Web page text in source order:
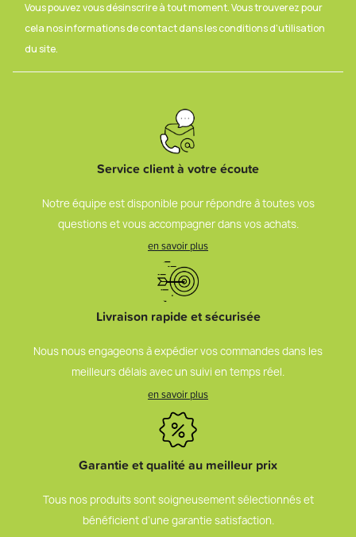
Vous pouvez vous désinscrire à tout moment. Vous trouverez pour
cela nos informations de contact dans les conditions d'utilisation
du site.
Service client à votre écoute
Notre équipe est disponible pour répondre à toutes vos
questions et vous accompagner dans vos achats.
en savoir plus
Livraison rapide et sécurisée
Nous nous engageons à expédier vos commandes dans les
meilleurs délais avec un suivi en temps réel.
en savoir plus
Garantie et qualité au meilleur prix
Tous nos produits sont soigneusement sélectionnés et
bénéficient d’une garantie satisfaction.